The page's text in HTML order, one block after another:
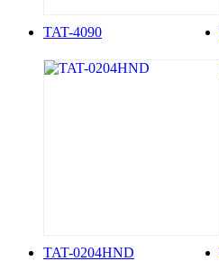
TAT-4090
TAT-0204HND